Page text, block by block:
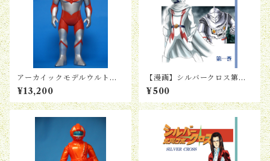
アーカイックモデルウルトラ
マン
¥13,200
【漫画】シルバークロス第１
巻
¥500